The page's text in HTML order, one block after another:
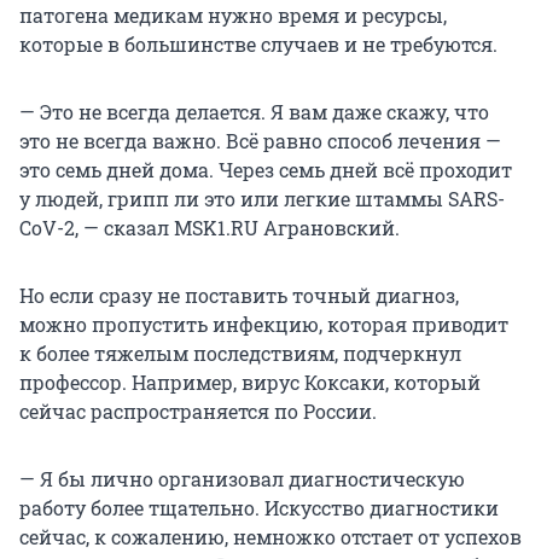
патогена медикам нужно время и ресурсы,
которые в большинстве случаев и не требуются.
— Это не всегда делается. Я вам даже скажу, что
это не всегда важно. Всё равно способ лечения —
это семь дней дома. Через семь дней всё проходит
у людей, грипп ли это или легкие штаммы SARS-
CoV-2, — сказал MSK1.RU Аграновский.
Но если сразу не поставить точный диагноз,
можно пропустить инфекцию, которая приводит
к более тяжелым последствиям, подчеркнул
профессор. Например, вирус Коксаки, который
сейчас распространяется по России.
— Я бы лично организовал диагностическую
работу более тщательно. Искусство диагностики
сейчас, к сожалению, немножко отстает от успехов